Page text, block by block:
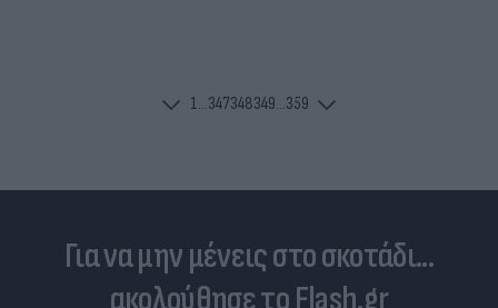
1...347348349...359
Για να μην μένεις στο σκοτάδι...